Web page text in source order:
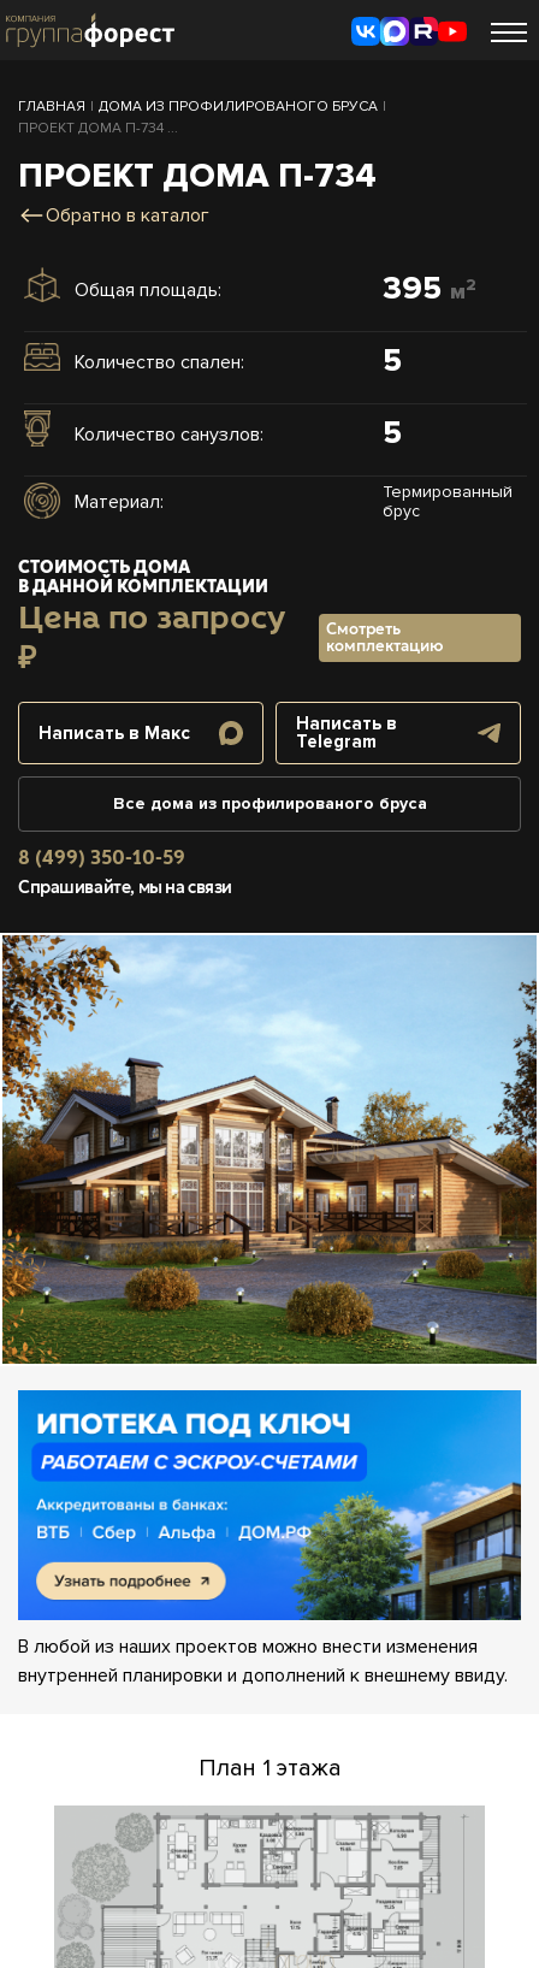
ГЛАВНАЯ | ДОМА ИЗ ПРОФИЛИРОВАНОГО БРУСА |
ПРОЕКТ ДОМА П-734 ...
ПРОЕКТ ДОМА П-734
Обратно в каталог
Общая площадь: 395 м2
Количество спален: 5
Количество санузлов: 5
Материал:
Термированный
брус
СТОИМОСТЬ ДОМА
В ДАННОЙ КОМПЛЕКТАЦИИ
Цена по запросу
₽
Смотреть
комплектацию
Написать в Макс
Написать в
Telegram
Все дома из профилированого бруса
8 (499) 350-10-59
Спрашивайте, мы на связи
В любой из наших проектов можно внести изменения
внутренней планировки и дополнений к внешнему ввиду.
План 1 этажа